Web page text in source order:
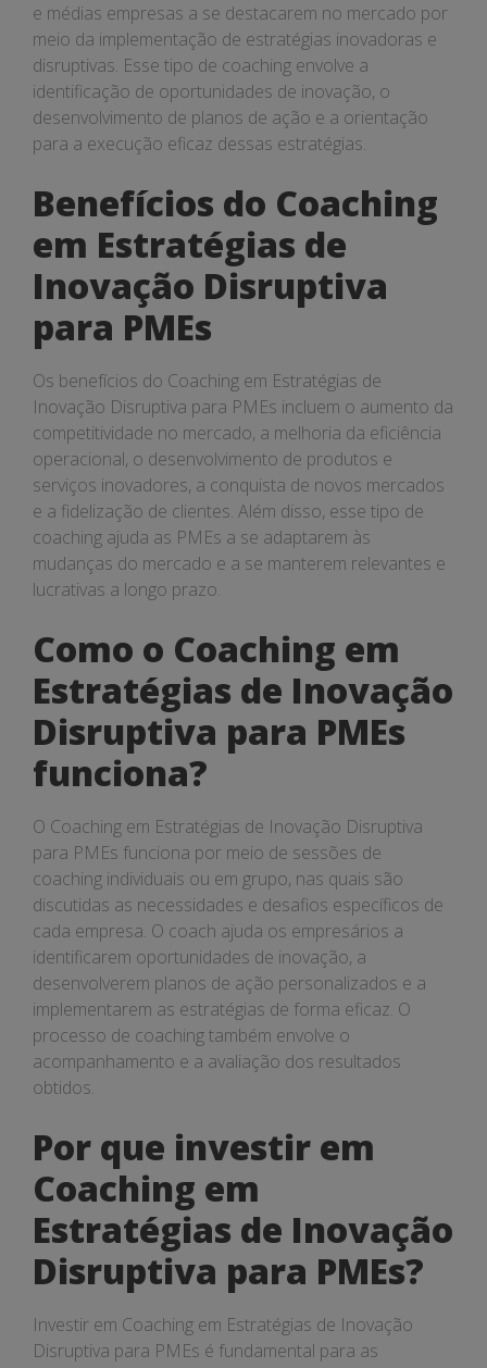
e médias empresas a se destacarem no mercado por
meio da implementação de estratégias inovadoras e
disruptivas. Esse tipo de coaching envolve a
identificação de oportunidades de inovação, o
desenvolvimento de planos de ação e a orientação
para a execução eficaz dessas estratégias.
Benefícios do Coaching
em Estratégias de
Inovação Disruptiva
para PMEs
Os benefícios do Coaching em Estratégias de
Inovação Disruptiva para PMEs incluem o aumento da
competitividade no mercado, a melhoria da eficiência
operacional, o desenvolvimento de produtos e
serviços inovadores, a conquista de novos mercados
e a fidelização de clientes. Além disso, esse tipo de
coaching ajuda as PMEs a se adaptarem às
mudanças do mercado e a se manterem relevantes e
lucrativas a longo prazo.
Como o Coaching em
Estratégias de Inovação
Disruptiva para PMEs
funciona?
O Coaching em Estratégias de Inovação Disruptiva
para PMEs funciona por meio de sessões de
coaching individuais ou em grupo, nas quais são
discutidas as necessidades e desafios específicos de
cada empresa. O coach ajuda os empresários a
identificarem oportunidades de inovação, a
desenvolverem planos de ação personalizados e a
implementarem as estratégias de forma eficaz. O
processo de coaching também envolve o
acompanhamento e a avaliação dos resultados
obtidos.
Por que investir em
Coaching em
Estratégias de Inovação
Disruptiva para PMEs?
Investir em Coaching em Estratégias de Inovação
Disruptiva para PMEs é fundamental para as